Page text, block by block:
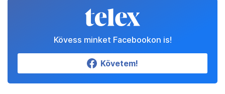
Kövess minket Facebookon is!
Követem!